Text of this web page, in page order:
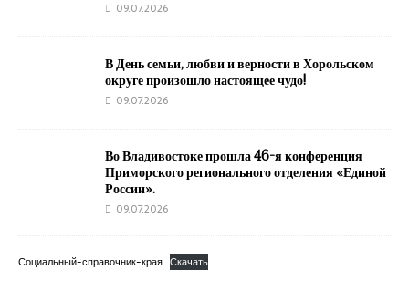
09.07.2026
В День семьи, любви и верности в Хорольском
округе произошло настоящее чудо!
09.07.2026
Во Владивостоке прошла 46-я конференция
Приморского регионального отделения «Единой
России».
09.07.2026
Социальный-справочник-края Скачать